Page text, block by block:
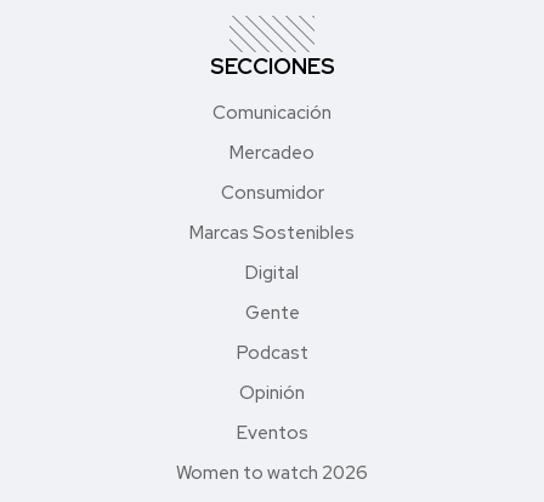
SECCIONES
Comunicación
Mercadeo
Consumidor
Marcas Sostenibles
Digital
Gente
Podcast
Opinión
Eventos
Women to watch 2026